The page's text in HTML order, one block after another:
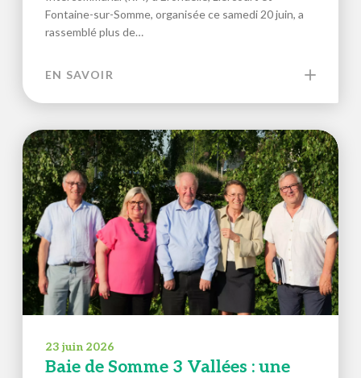
Fontaine-sur-Somme, organisée ce samedi 20 juin, a
rassemblé plus de…
EN SAVOIR
23 juin 2026
Baie de Somme 3 Vallées : une